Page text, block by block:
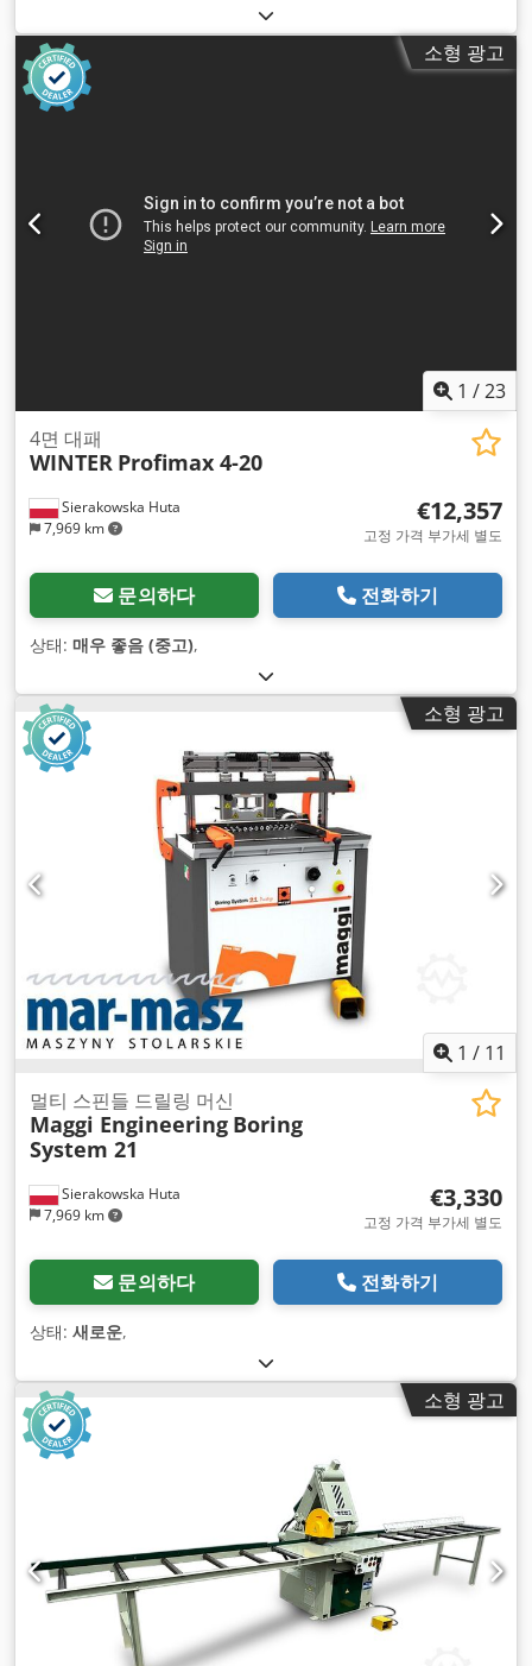
소형 광고
1 /23
Sierakowska Huta
7,969 km
4면 대패
WINTER Profimax 4-20
€12,357
고정 가격 부가세 별도
문의하다 전화하기
상태: 매우 좋음 (중고),
소형 광고
1 / 11
Sierakowska Huta
7,969 km
멀티 스핀들 드릴링 머신
Maggi Engineering Boring
System 21
€3,330
고정 가격 부가세 별도
문의하다 전화하기
상태: 새로운,
소형 광고